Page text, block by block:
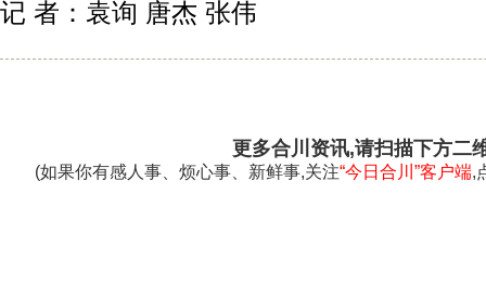
记 者：袁询 唐杰 张伟
更多合川资讯,请扫描下方二
(如果你有感人事、烦心事、新鲜事,关注“今日合川”客户端,